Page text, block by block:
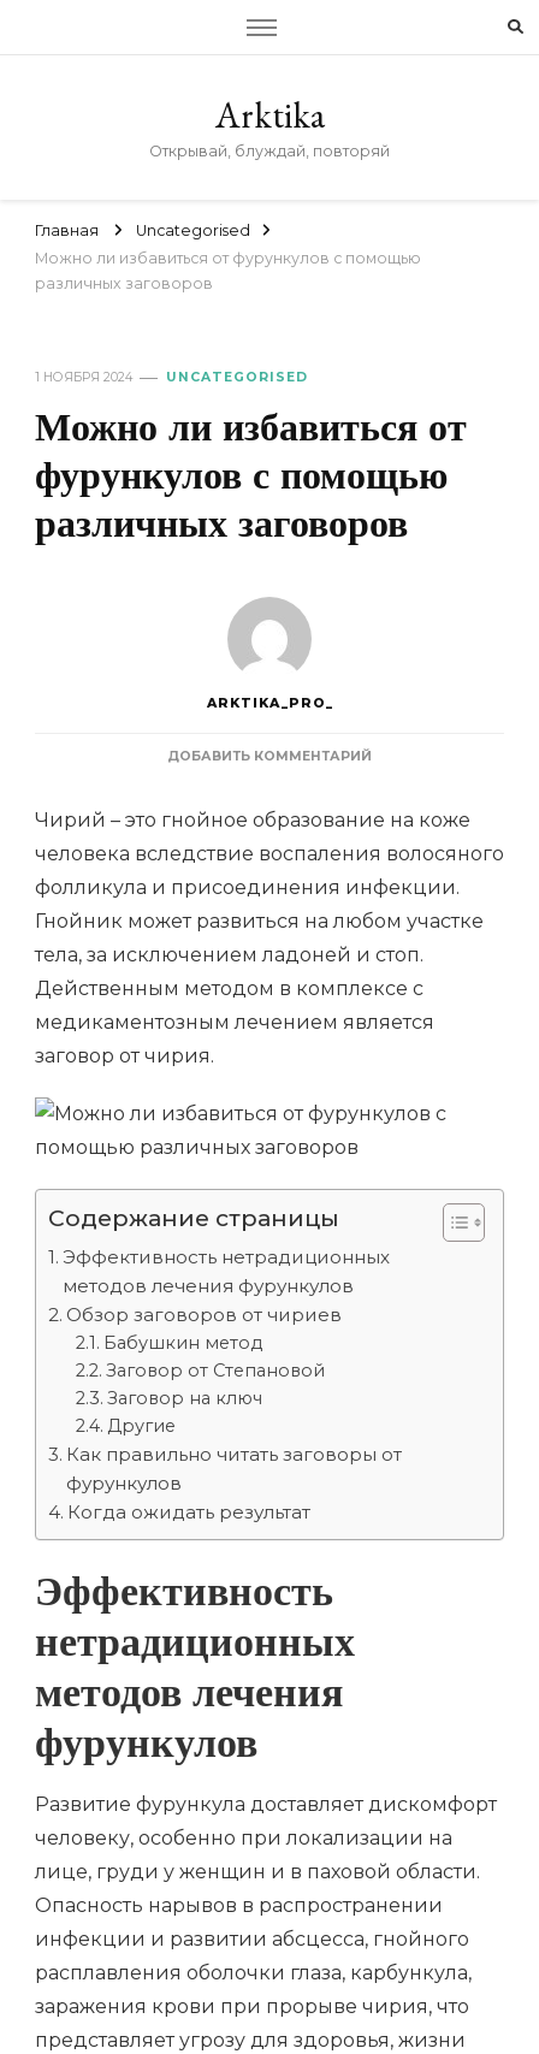
Arktika
Открывай, блуждай, повторяй
Главная
Uncategorised
Можно ли избавиться от фурункулов с помощью
различных заговоров
1 НОЯБРЯ 2024 UNCATEGORISED
Можно ли избавиться от
фурункулов с помощью
различных заговоров
ARKTIKA_PRO_
ДОБАВИТЬ КОММЕНТАРИЙ
ЛИ
ОТ
ФУРУНКУЛОВ
ПОМОЩЬЮ
РАЗЛИЧНЫХ
Чирий – это гнойное образование на коже
человека вследствие воспаления волосяного
фолликула и присоединения инфекции.
Гнойник может развиться на любом участке
тела, за исключением ладоней и стоп.
Действенным методом в комплексе с
медикаментозным лечением является
заговор от чирия.
Содержание страницы
Эффективность нетрадиционных
методов лечения фурункулов
Обзор заговоров от чириев
Бабушкин метод
Заговор от Степановой
Заговор на ключ
Другие
Как правильно читать заговоры от
фурункулов
Когда ожидать результат
Эффективность
нетрадиционных
методов лечения
фурункулов
Развитие фурункула доставляет дискомфорт
человеку, особенно при локализации на
лице, груди у женщин и в паховой области.
Опасность нарывов в распространении
инфекции и развитии абсцесса, гнойного
расплавления оболочки глаза, карбункула,
заражения крови при прорыве чирия, что
представляет угрозу для здоровья, жизни